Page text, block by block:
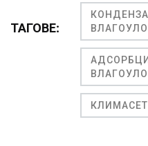
ТАГОВЕ:
КЛИМАСЕТ